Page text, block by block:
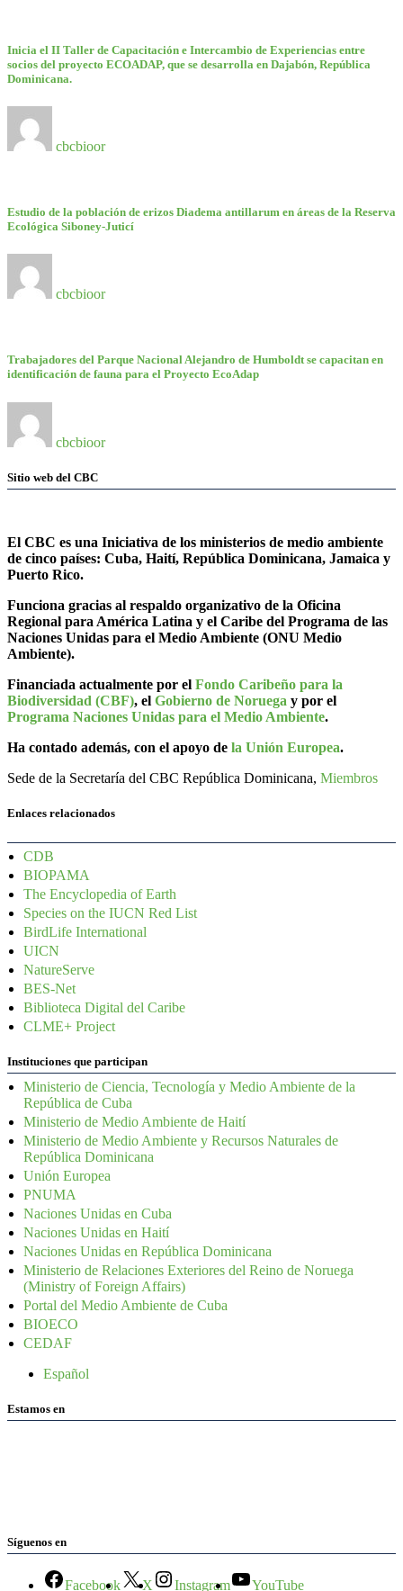
Inicia el II Taller de Capacitación e Intercambio de Experiencias entre
socios del proyecto ECOADAP, que se desarrolla en Dajabón, República
Dominicana.
cbcbioor
Estudio de la población de erizos Diadema antillarum en áreas de la Reserva
Ecológica Siboney-Juticí
cbcbioor
Trabajadores del Parque Nacional Alejandro de Humboldt se capacitan en
identificación de fauna para el Proyecto EcoAdap
cbcbioor
Sitio web del CBC
El CBC es una Iniciativa de los ministerios de medio ambiente
de cinco países: Cuba, Haití, República Dominicana, Jamaica y
Puerto Rico.
Funciona gracias al respaldo organizativo de la Oficina
Regional para América Latina y el Caribe del Programa de las
Naciones Unidas para el Medio Ambiente (ONU Medio
Ambiente).
Financiada actualmente por el Fondo Caribeño para la
Biodiversidad (CBF), el Gobierno de Noruega y por el
Programa Naciones Unidas para el Medio Ambiente.
Ha contado además, con el apoyo de la Unión Europea.
Sede de la Secretaría del CBC República Dominicana, Miembros
Enlaces relacionados
CDB
BIOPAMA
The Encyclopedia of Earth
Species on the IUCN Red List
BirdLife International
UICN
NatureServe
BES-Net
Biblioteca Digital del Caribe
CLME+ Project
Instituciones que participan
Ministerio de Ciencia, Tecnología y Medio Ambiente de la
República de Cuba
Ministerio de Medio Ambiente de Haití
Ministerio de Medio Ambiente y Recursos Naturales de
República Dominicana
Unión Europea
PNUMA
Naciones Unidas en Cuba
Naciones Unidas en Haití
Naciones Unidas en República Dominicana
Ministerio de Relaciones Exteriores del Reino de Noruega
(Ministry of Foreign Affairs)
Portal del Medio Ambiente de Cuba
BIOECO
CEDAF
Español
Estamos en
Síguenos en
Facebook X Instagram YouTube